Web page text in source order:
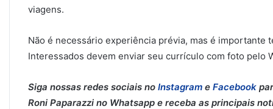
viagens.
Não é necessário experiência prévia, mas é importante
Interessados devem enviar seu currículo com foto pelo
Siga nossas redes sociais no Instagram e Facebook
Roni Paparazzi no Whatsapp e receba as principais